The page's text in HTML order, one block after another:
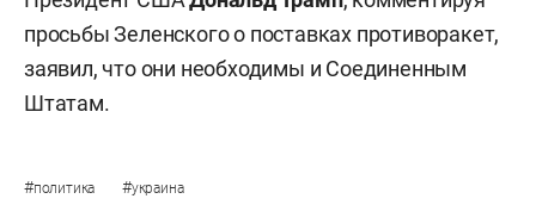
просьбы Зеленского о поставках противоракет,
заявил, что они необходимы и Соединенным
Штатам.
#политика #украина